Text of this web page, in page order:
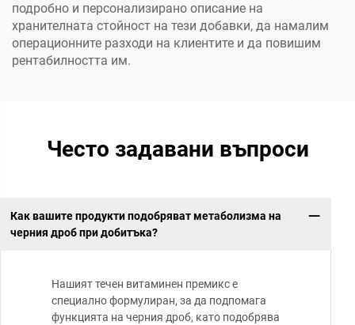
подробно и персонализирано описание на
хранителната стойност на тези добавки, да намалим
операционните разходи на клиентите и да повишим
рентабилността им.
Често задавани въпроси
Как вашите продукти подобряват метаболизма на
черния дроб при добитъка?
Нашият течен витаминен премикс е
специално формулиран, за да подпомага
функцията на черния дроб, като подобрява